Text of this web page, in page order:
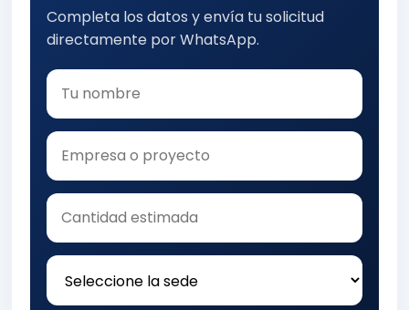
Completa los datos y envía tu solicitud
directamente por WhatsApp.